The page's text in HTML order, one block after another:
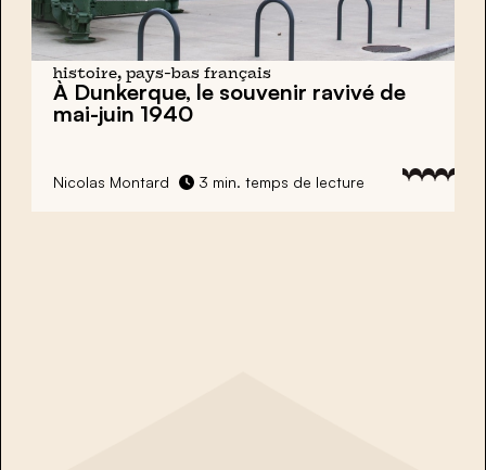
histoire, pays-bas français
À Dunkerque, le souvenir ravivé de
mai-juin 1940
Nicolas Montard 3 min. temps de lecture